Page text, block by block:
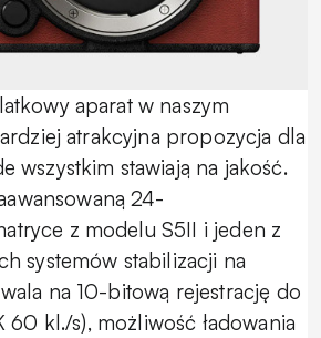
aparat w naszym
atrakcyjna propozycja dla
wszystkim stawiają na jakość.
24-
z modelu S5II i jeden z
systemów stabilizacji na
na 10-bitową rejestrację do
kl./s), możliwość ładowania